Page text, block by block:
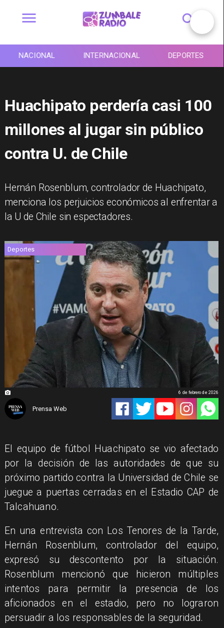
NACIONAL INTERNACIONAL DEPORTES
Huachipato perdería casi 100
millones al jugar sin público
contra U. de Chile
Hernán Rosenblum, controlador de Huachipato,
menciona los perjuicios económicos al enfrentar a
la U de Chile sin espectadores.
Deportes
Prensa Web
6 de febrero de 2026
El equipo de fútbol Huachipato se vio afectado
por la decisión de las autoridades de que su
próximo partido contra la Universidad de Chile se
juegue a puertas cerradas en el Estadio CAP de
Talcahuano.
En una entrevista con Los Tenores de la Tarde,
Hernán Rosenblum, controlador del equipo,
expresó su descontento por la situación.
Rosenblum mencionó que hicieron múltiples
intentos para permitir la presencia de los
aficionados en el estadio, pero no lograron
persuadir a los responsables de la seguridad.